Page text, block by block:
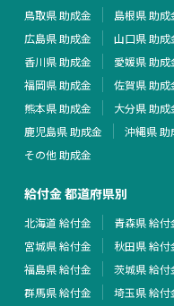
鳥取県 助成金
島根県 助成
広島県 助成金
山口県 助成
香川県 助成金
愛媛県 助成
福岡県 助成金
佐賀県 助成
熊本県 助成金
大分県 助成
鹿児島県 助成金
沖縄県 助
その他 助成金
給付金 都道府県別
北海道 給付金 青森県 給付
宮城県 給付金
秋田県 給付
福島県 給付金
茨城県 給付
群馬県 給付金
埼玉県 給付